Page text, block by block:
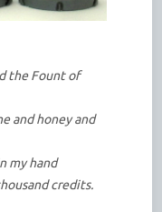
the Fount of
and honey and
my hand
credits.